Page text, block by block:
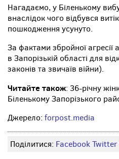
Нагадаємо, у Біленькому
внаслідок чого відбувся
пошкодження усунуто.
За фактами збройної агресії
в Запорізькій області для
законів та звичаїв війни).
Читайте також: 36-річну
Біленькому Запорізького
Джерело: forpost.media
Поділитися: FacebookTwitter